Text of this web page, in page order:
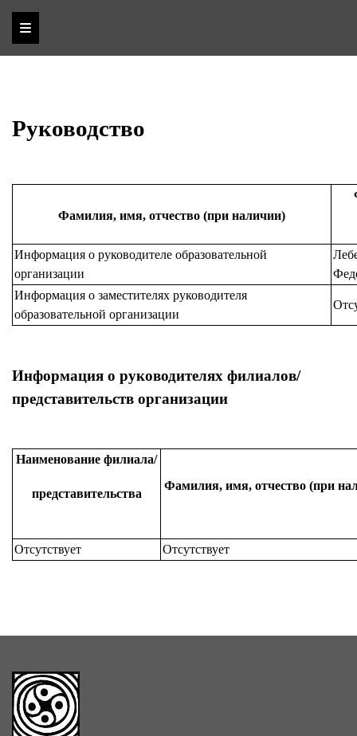
Руководство
Фамилия, имя, отчество (при наличии)
Информация о руководителе образовательной
организации
Информация о заместителях руководителя
образовательной организации
Информация о руководителях филиалов/
представительств организации
Наименование филиала/
представительства
Фамилия, имя, отчество (при
Отсутствует Отсутствует